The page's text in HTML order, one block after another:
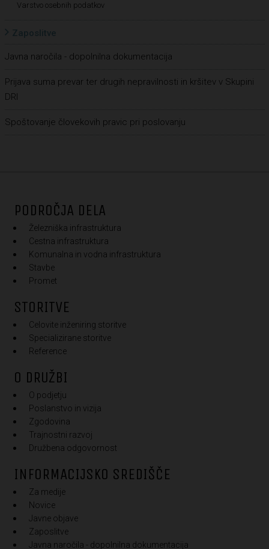
Varstvo osebnih podatkov
Zaposlitve
Javna naročila - dopolnilna dokumentacija
Prijava suma prevar ter drugih nepravilnosti in kršitev v Skupini
DRI
Spoštovanje človekovih pravic pri poslovanju
PODROČJA DELA
Železniška infrastruktura
Cestna infrastruktura
Komunalna in vodna infrastruktura
Stavbe
Promet
STORITVE
Celovite inženiring storitve
Specializirane storitve
Reference
O DRUŽBI
O podjetju
Poslanstvo in vizija
Zgodovina
Trajnostni razvoj
Družbena odgovornost
INFORMACIJSKO SREDIŠČE
Za medije
Novice
Javne objave
Zaposlitve
Javna naročila - dopolnilna dokumentacija